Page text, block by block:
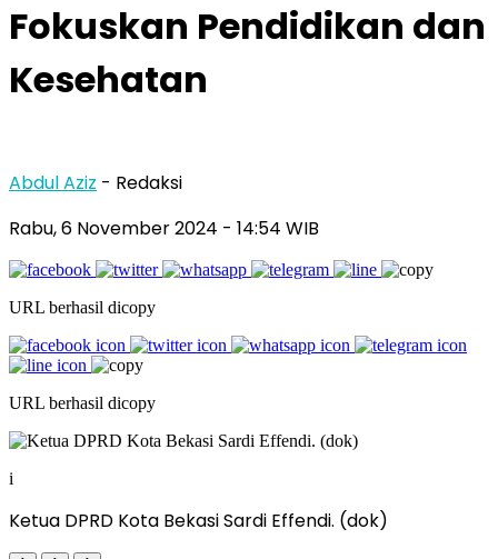
Fokuskan Pendidikan dan
Kesehatan
Abdul Aziz - Redaksi
Rabu, 6 November 2024 - 14:54 WIB
URL berhasil dicopy
URL berhasil dicopy
i
Ketua DPRD Kota Bekasi Sardi Effendi. (dok)